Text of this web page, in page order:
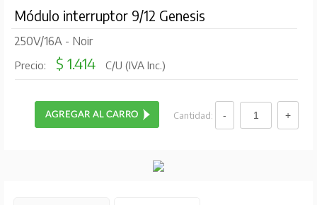
Módulo interruptor 9/12 Genesis
250V/16A - Noir
Precio: $ 1.414 C/U (IVA Inc.)
Cantidad: